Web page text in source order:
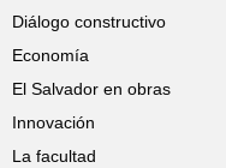
Diálogo constructivo
Economía
El Salvador en obras
Innovación
La facultad